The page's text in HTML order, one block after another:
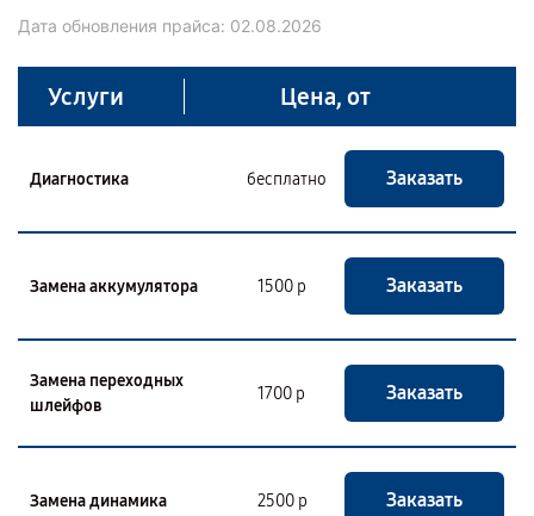
Дата обновления прайса: 02.08.2026
Услуги Цена, от
Диагностика бесплатно Заказать
Замена аккумулятора 1500 р Заказать
Замена переходных
шлейфов
1700 р Заказать
Замена динамика 2500 р Заказать